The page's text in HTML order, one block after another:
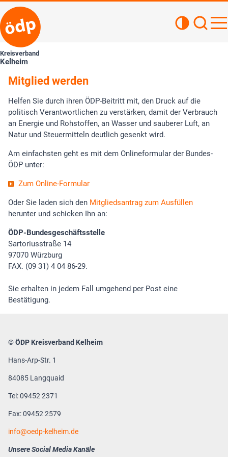
Kreisverband
Kelheim
Mitglied werden
Helfen Sie durch ihren ÖDP-Beitritt mit, den Druck auf die
politisch Verantwortlichen zu verstärken, damit der Verbrauch
an Energie und Rohstoffen, an Wasser und sauberer Luft, an
Natur und Steuermitteln deutlich gesenkt wird.
Am einfachsten geht es mit dem Onlineformular der Bundes-
ÖDP unter:
Zum Online-Formular
Oder Sie laden sich den Mitgliedsantrag zum Ausfüllen
herunter und schicken Ihn an:
ÖDP-Bundesgeschäftsstelle
Sartoriusstraße 14
97070 Würzburg
FAX. (09 31) 4 04 86-29.
Sie erhalten in jedem Fall umgehend per Post eine
Bestätigung.
© ÖDP Kreisverband Kelheim
Hans-Arp-Str. 1
84085 Langquaid
Tel: 09452 2371
Fax: 09452 2579
info oedp-kelheim.de
Unsere Social Media Kanäle